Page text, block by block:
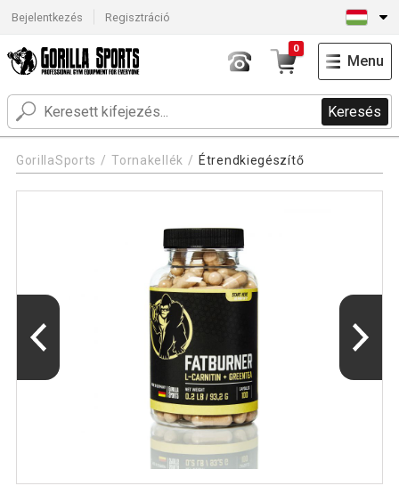
Bejelentkezés Regisztráció
Keresés
0
Menu
GorillaSports Tornakellék Étrendkiegészítő